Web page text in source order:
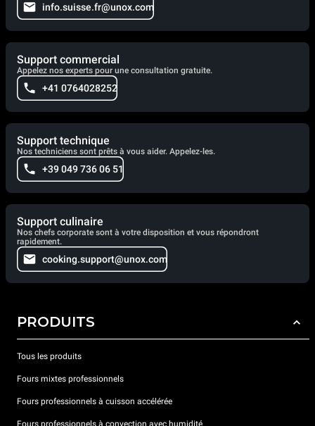
info.suisse.fr@unox.com
Support commercial
Appelez nos experts pour une consultation gratuite.
+41 0764028252
Support technique
Nos techniciens sont prêts à vous aider. Appelez-les.
+39 049 736 06 51
Support culinaire
Nos chefs corporate sont à votre disposition et vous répondront
rapidement.
cooking.support@unox.com
PRODUITS
Tous les produits
Fours mixtes professionnels
Fours professionnels à cuisson accélérée
Fours professionnels à convection avec humidité